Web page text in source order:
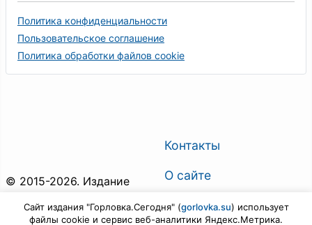
Политика конфиденциальности
Пользовательское соглашение
Политика обработки файлов cookie
© 2015-2026. Издание
права защищены.
Контакты
О сайте
О газете
Сайт издания "Горловка.Сегодня" (gorlovka.su) использует
файлы cookie и сервис веб-аналитики Яндекс.Метрика.